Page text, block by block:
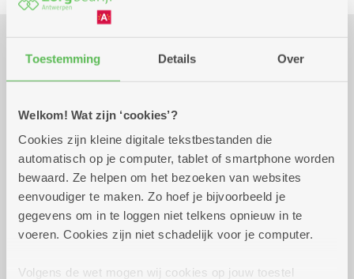
Toestemming Details Over
Welkom! Wat zijn ‘cookies’?
Cookies zijn kleine digitale tekstbestanden die
automatisch op je computer, tablet of smartphone worden
bewaard. Ze helpen om het bezoeken van websites
eenvoudiger te maken. Zo hoef je bijvoorbeeld je
gegevens om in te loggen niet telkens opnieuw in te
voeren. Cookies zijn niet schadelijk voor je computer.
Volgens de wet mogen wij cookies op jouw toestel
Praktisch
1 maaltijdbon - Spitzkohlsuppe mit Speck OF
Kasselerrippchen und Weißwurst mit
Sauerkraut und Kartoffelpüree
Apfelküchle (appelbeignet) mit Vanillesauce
Of Vegetarisch menu